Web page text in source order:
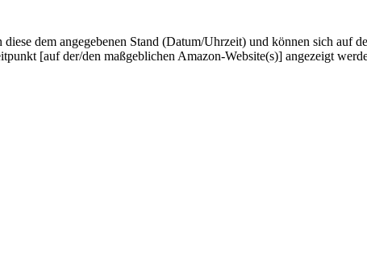
dem angegebenen Stand (Datum/Uhrzeit) und können sich auf
[auf der/den maßgeblichen Amazon-Website(s)] angezeigt